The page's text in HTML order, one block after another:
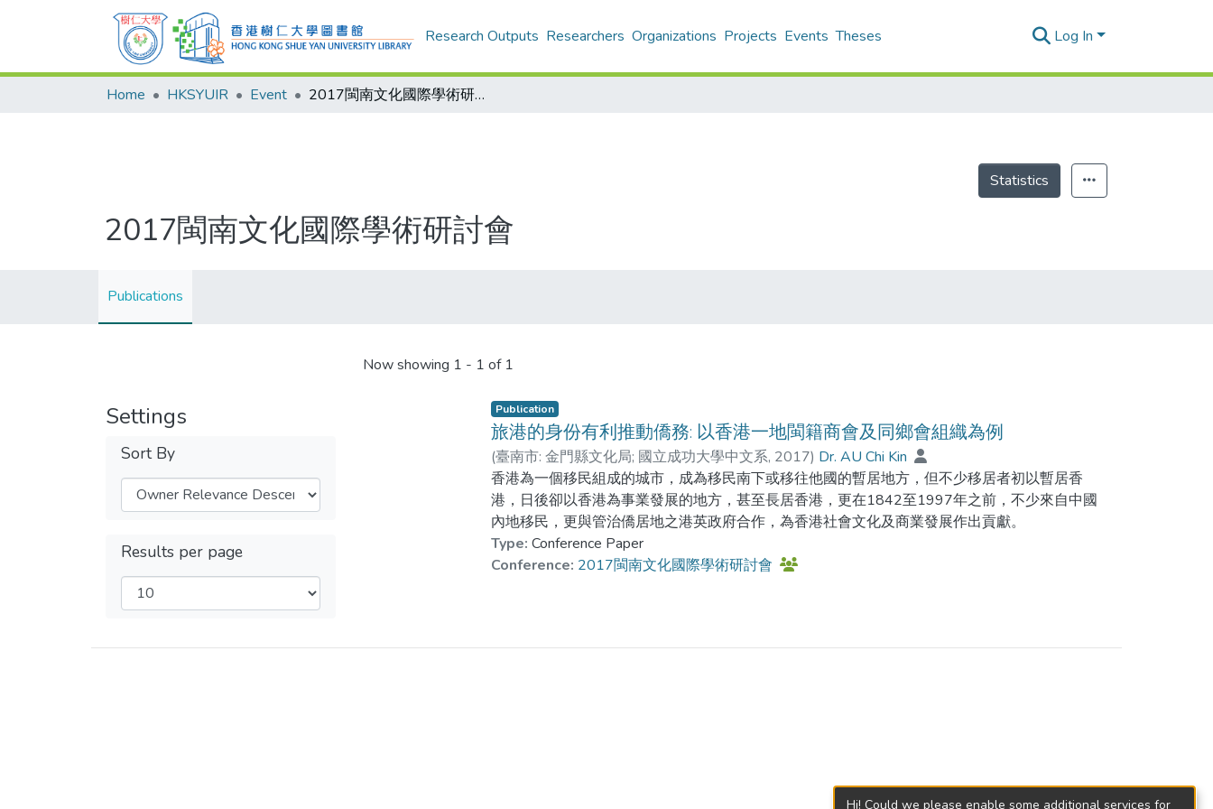
Research Outputs Researchers Organizations Projects Events Theses Log In
Home HKSYUIR Event 2017閩南文化國際學術研討會
Statistics
2017閩南文化國際學術研討會
Publications
Settings
Sort By
Results per page
Now showing 1 - 1 of 1
Publication
旅港的身份有利推動僑務: 以香港一地閩籍商會及同鄉會組織為例
(臺南市: 金門縣文化局; 國立成功大學中文系, 2017) Dr. AU Chi Kin
香港為一個移民組成的城市，成為移民南下或移往他國的暫居地方，但不少移居者初以暫居香
港，日後卻以香港為事業發展的地方，甚至長居香港，更在1842至1997年之前，不少來自中國
內地移民，更與管治僑居地之港英政府合作，為香港社會文化及商業發展作出貢獻。
Type: Conference Paper
Conference: 2017閩南文化國際學術研討會
Hi! Could we please enable some additional services for